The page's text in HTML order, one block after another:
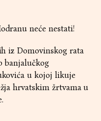
neće nestati!
iz Domovinskog rata
banjalučkog
u kojoj likuje
hrvatskim žrtvama u